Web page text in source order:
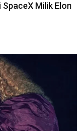
Milik Elon